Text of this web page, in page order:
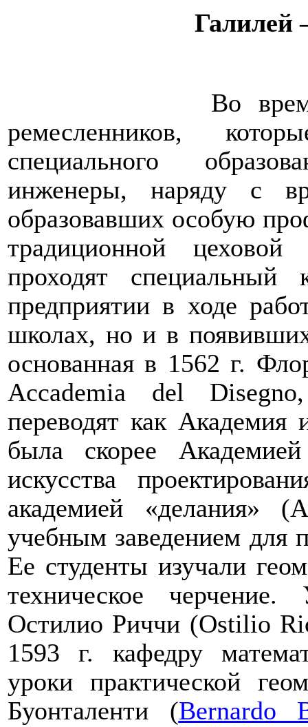
Галилей
Во
ремесленников,
специального
инженеры, наряду с
образовавших особую
традиционной
проходят
предприятии в ходе
школах, но и в
основанная в 1562 г.
Accademia
del Disegno
переводят как Академия
была скорее
искусства
академией «делания» (
учебным заведением для
Ее студенты изучали
техническое
Остилио Риччи (Ostilio
1593 г. кафедру
уроки практической
Буонталенти (Bernardo